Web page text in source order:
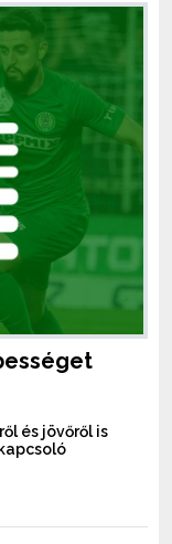
és jövőről is